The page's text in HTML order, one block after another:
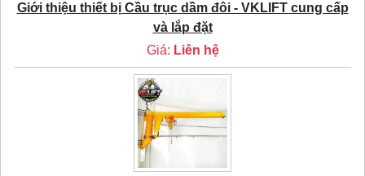
Giới thiệu thiết bị Cầu trục dầm đôi - VKLIFT cung cấp
và lắp đặt
Giá: Liên hệ